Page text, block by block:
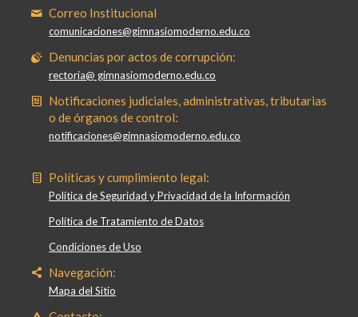
Correo Institucional
comunicaciones@gimnasiomoderno.edu.co
Denuncias por actos de corrupción:
rectoria@ gimnasiomoderno.edu.co
Notificaciones judiciales, administrativas, tributarias
o de órganos de control:
notificaciones@gimnasiomoderno.edu.co
Políticas y cumplimiento legal:
Política de Seguridad y Privacidad de la Información
Política de Tratamiento de Datos
Condiciones de Uso
Navegación:
Mapa del Sitio